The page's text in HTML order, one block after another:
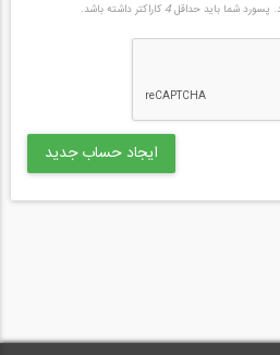
پسورد شما باید حداقل4 کاراکتر داشته باشد.